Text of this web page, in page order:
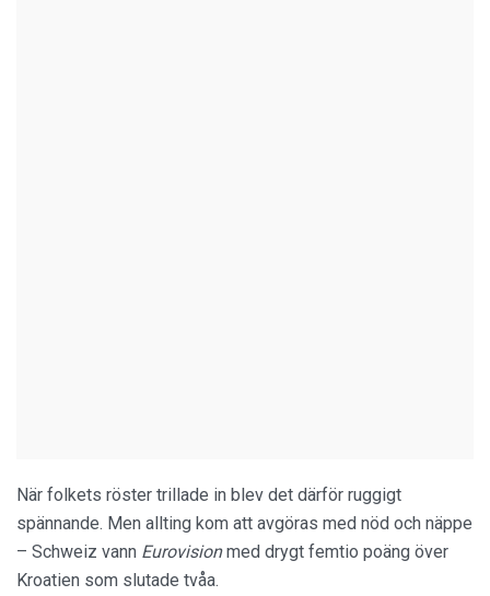
När folkets röster trillade in blev det därför ruggigt
spännande. Men allting kom att avgöras med nöd och näppe
– Schweiz vann Eurovisionmed drygt femtio poäng över
Kroatien som slutade tvåa.